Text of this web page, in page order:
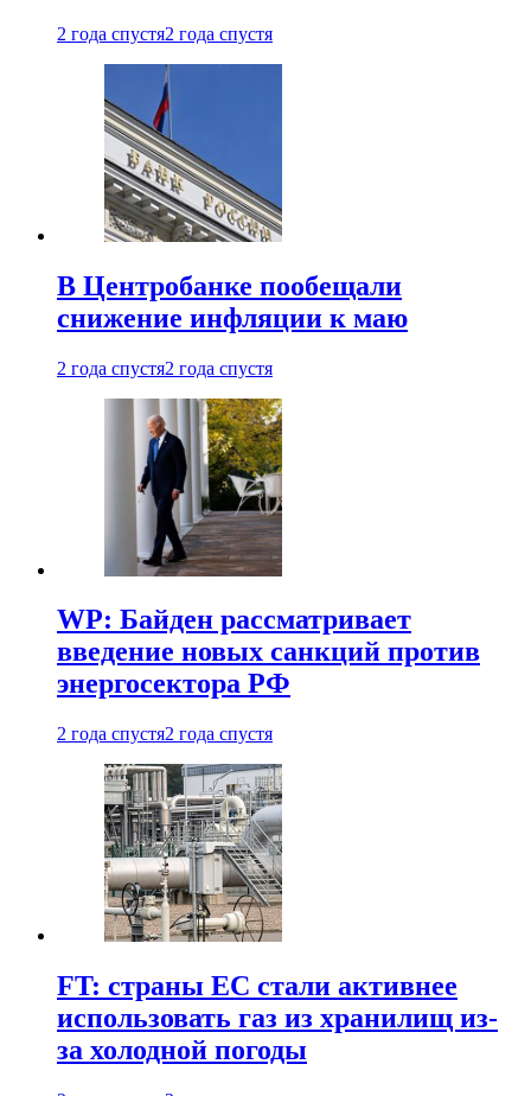
2 года спустя2 года спустя
В Центробанке пообещали
снижение инфляции к маю
2 года спустя2 года спустя
WP: Байден рассматривает
введение новых санкций против
энергосектора РФ
2 года спустя2 года спустя
FT: страны ЕС стали активнее
использовать газ из хранилищ из-
за холодной погоды